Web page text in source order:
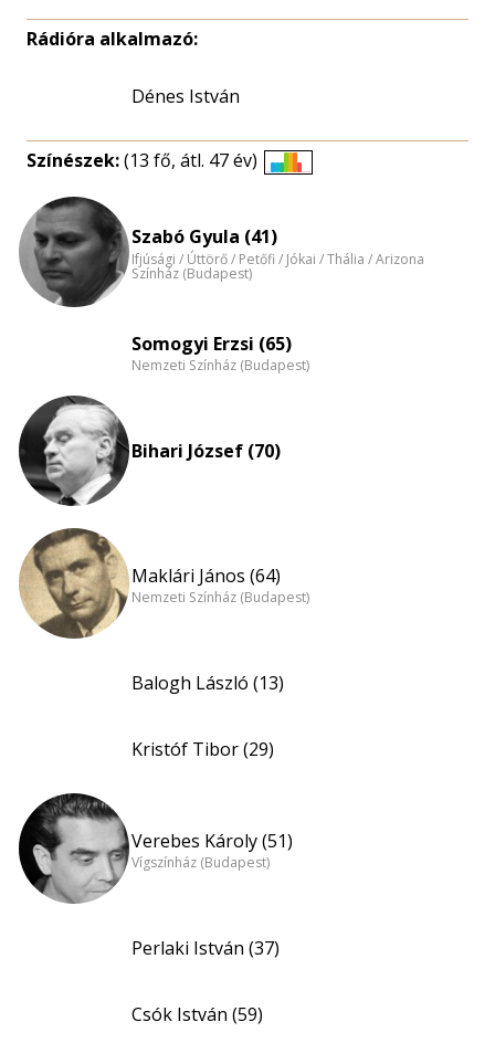
Rádióra alkalmazó:
Dénes István
Színészek:(13 fő, átl. 47 év)
Szabó Gyula (41)
Ifjúsági / Úttörő / Petőfi / Jókai / Thália / Arizona
Színház (Budapest)
Somogyi Erzsi (65)
Nemzeti Színház (Budapest)
Bihari József (70)
Maklári János (64)
Nemzeti Színház (Budapest)
Balogh László (13)
Kristóf Tibor (29)
Verebes Károly (51)
Vígszínház (Budapest)
Perlaki István (37)
Csók István (59)